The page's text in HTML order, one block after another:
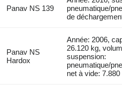
Panav NS 139
pneumatique/
de
Panav NS
Hardox
Année: 2006,
26.120 kg,
suspension:
pneumatique/
net à vide: 7.880